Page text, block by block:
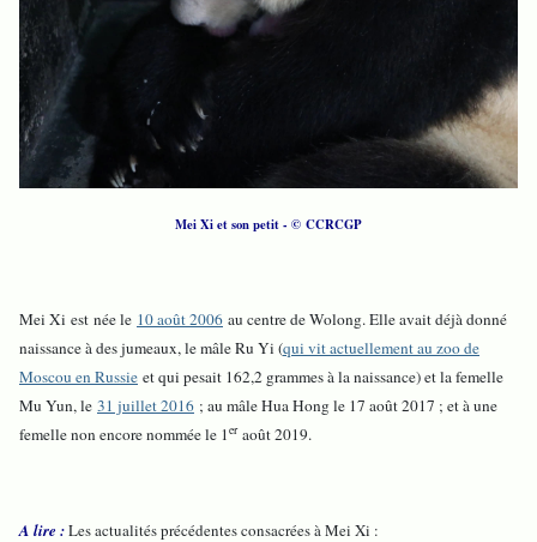
Mei Xi et son petit - © CCRCGP
Mei Xi est née le 10 août 2006 au centre de Wolong. Elle avait déjà donné
naissance à des jumeaux, le mâle Ru Yi (qui vit actuellement au zoo de
Moscou en Russie et qui pesait 162,2 grammes à la naissance) et la femelle
Mu Yun, le 31 juillet 2016 ; au mâle Hua Hong le 17 août 2017 ; et à une
femelle non encore nommée le 1eraoût 2019.
A lire :Les actualités précédentes consacrées à Mei Xi :